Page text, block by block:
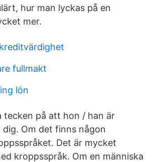
hur man lyckas på en
mer.
fullmakt
lön
tecken på att hon / han är
dig. Om det finns någon
Det är mycket
kroppsspråk. Om en människa